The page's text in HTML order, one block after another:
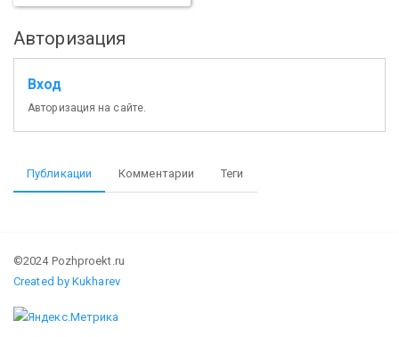
Авторизация
Вход
Авторизация на сайте.
Публикации Комментарии Теги
©2024 Pozhproekt.ru
Created by Kukharev